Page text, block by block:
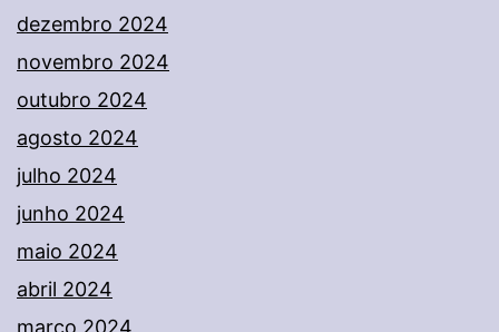
dezembro 2024
novembro 2024
outubro 2024
agosto 2024
julho 2024
junho 2024
maio 2024
abril 2024
março 2024